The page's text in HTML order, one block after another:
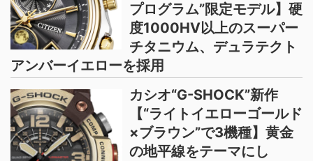
プログラム”限定モデル】硬
度1000HV以上のスーパー
チタニウム、デュラテクト
アンバーイエローを採用
カシオ“G-SHOCK”新作
【“ライトイエローゴールド
×ブラウン”で3機種】黄金
の地平線をテーマにし